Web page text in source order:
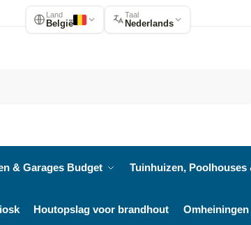
& Garages Budget Tuinhuizen, Poolhouses
Houtopslag voor brandhout
Land
België
Taal
Nederlands